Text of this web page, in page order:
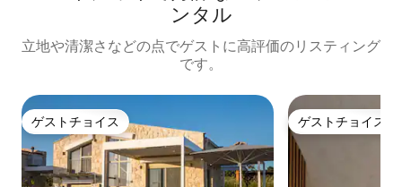
ンタル
立地や清潔さなどの点でゲストに高評価のリスティング
です。
ゲストチョイス
ゲストチョイス ゲストチョイス
ゲストチョイス